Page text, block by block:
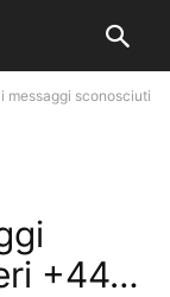
messaggi sconosciuti
+44…